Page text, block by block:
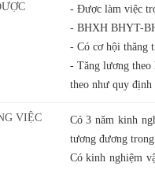
- Được làm việc
- BHXH BHYT-
- Có cơ hội thăng
- Tăng lương theo
theo như quy
VIỆC
Có 3 năm kinh
tương đương
Có kinh nghiệm